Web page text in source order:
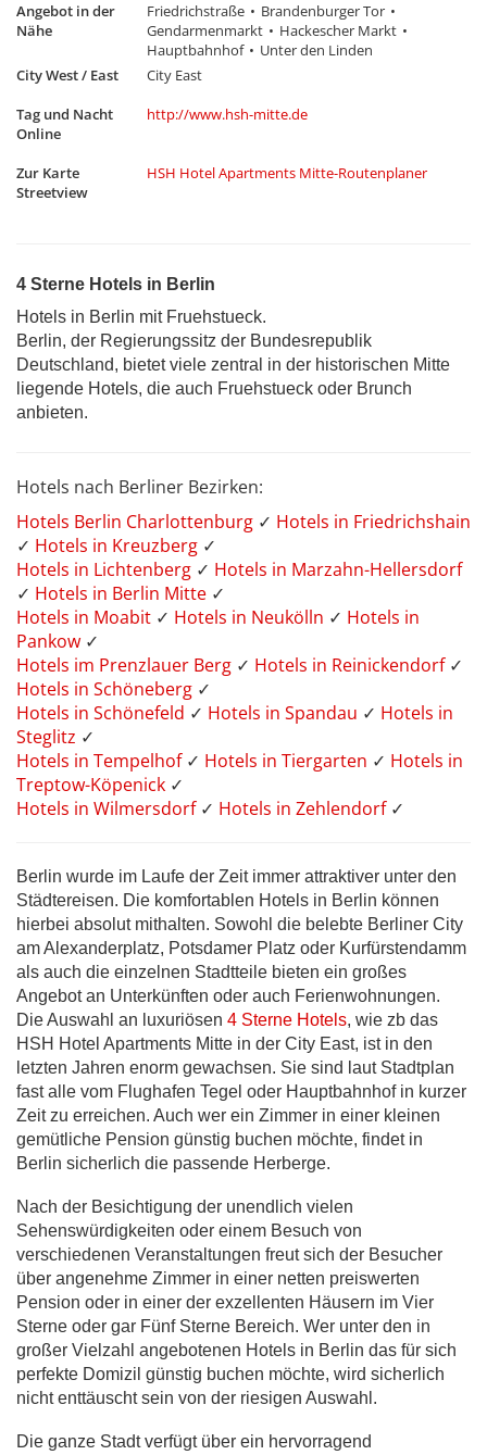
Angebot in der
Nähe
Friedrichstraße
Brandenburger Tor
Gendarmenmarkt
Hackescher Markt
Hauptbahnhof
Unter den Linden
City West / East
City East
Tag und Nacht
Online
http://www.hsh-mitte.de
Zur Karte
Streetview
HSH Hotel Apartments Mitte-Routenplaner
4 Sterne Hotels in Berlin
Hotels in Berlin mit Fruehstueck.
Berlin, der Regierungssitz der Bundesrepublik
Deutschland, bietet viele zentral in der historischen Mitte
liegende Hotels, die auch Fruehstueck oder Brunch
anbieten.
Hotels nach Berliner Bezirken:
Hotels Berlin Charlottenburg ✓ Hotels in Friedrichshain
✓ Hotels in Kreuzberg ✓
Hotels in Lichtenberg ✓ Hotels in Marzahn-Hellersdorf
✓ Hotels in Berlin Mitte ✓
Hotels in Moabit ✓ Hotels in Neukölln ✓ Hotels in
Pankow ✓
Hotels im Prenzlauer Berg ✓ Hotels in Reinickendorf ✓
Hotels in Schöneberg ✓
Hotels in Schönefeld ✓ Hotels in Spandau ✓ Hotels in
Steglitz ✓
Hotels in Tempelhof ✓ Hotels in Tiergarten ✓ Hotels in
Treptow-Köpenick ✓
Hotels in Wilmersdorf ✓ Hotels in Zehlendorf✓
Berlin wurde im Laufe der Zeit immer attraktiver unter den
Städtereisen. Die komfortablen Hotels in Berlin können
hierbei absolut mithalten. Sowohl die belebte Berliner City
am Alexanderplatz, Potsdamer Platz oder Kurfürstendamm
als auch die einzelnen Stadtteile bieten ein großes
Angebot an Unterkünften oder auch Ferienwohnungen.
Die Auswahl an luxuriösen 4 Sterne Hotels, wie zb das
HSH Hotel Apartments Mitte in der City East, ist in den
letzten Jahren enorm gewachsen. Sie sind laut Stadtplan
fast alle vom Flughafen Tegel oder Hauptbahnhof in kurzer
Zeit zu erreichen. Auch wer ein Zimmer in einer kleinen
gemütliche Pension günstig buchen möchte, findet in
Berlin sicherlich die passende Herberge.
Nach der Besichtigung der unendlich vielen
Sehenswürdigkeiten oder einem Besuch von
verschiedenen Veranstaltungen freut sich der Besucher
über angenehme Zimmer in einer netten preiswerten
Pension oder in einer der exzellenten Häusern im Vier
Sterne oder gar Fünf Sterne Bereich. Wer unter den in
großer Vielzahl angebotenen Hotels in Berlin das für sich
perfekte Domizil günstig buchen möchte, wird sicherlich
nicht enttäuscht sein von der riesigen Auswahl.
Die ganze Stadt verfügt über ein hervorragend